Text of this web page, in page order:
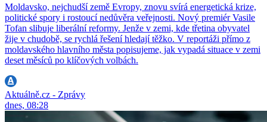
Moldavsko, nejchudší země Evropy, znovu svírá energetická krize,
politické spory i rostoucí nedůvěra veřejnosti. Nový premiér Vasile
Tofan slibuje liberální reformy. Jenže v zemi, kde třetina obyvatel
žije v chudobě, se rychlá řešení hledají těžko. V reportáži přímo z
moldavského hlavního města popisujeme, jak vypadá situace v zemi
deset měsíců po klíčových volbách.
Aktuálně.cz - Zprávy
dnes, 08:28